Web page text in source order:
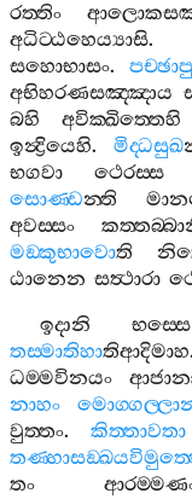
රත‍්තිං
අධිට‍්ඨහෙය්‍යාසි.
සහොභාසං.
අභිහරණසඤ‍්ඤාය
බහි
අවික‍්ඛිත‍්තෙහි
ඉන්‍ද්‍රියෙහි.මිද‍්ධසුඛ
භගවා
ථෙරස‍්ස
සොණ‍්ඩන‍්ති
අවස‍්සං
මඞ‍්කුභාවොති
ඨානෙන සත්‍ථාරා
ඉදානි
භස‍්සෙ
තස‍්මාතිහාතිආදිමාහ.
ධම‍්මවිනයං
නාහං
වුත‍්තං.කිත‍්තාවතා
තං